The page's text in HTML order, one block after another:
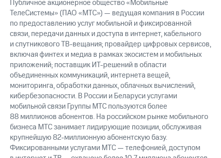
Публичное акционерное общество «Мобильные
ТелеСистемы» (ПАО «МТС») — ведущая компания в России
по предоставлению услуг мобильной и фиксированной
связи, передачи данных и доступа в интернет, кабельного
и спутникового ТВ-вещания; провайдер цифровых сервисов,
включая финтех и медиа в рамках экосистем и мобильных
приложений; поставщик ИТ-решений в области
объединенных коммуникаций, интернета вещей,
мониторинга, обработки данных, облачных вычислений,
кибербезопасности. В России и Беларуси услугами
мобильной связи Группы МТС пользуются более
88 миллионов абонентов. На российском рынке мобильного
бизнеса МТС занимает лидирующие позиции, обслуживая
крупнейшую 82-миллионную абонентскую базу.
Фиксированными услугами МТС — телефонией, доступом